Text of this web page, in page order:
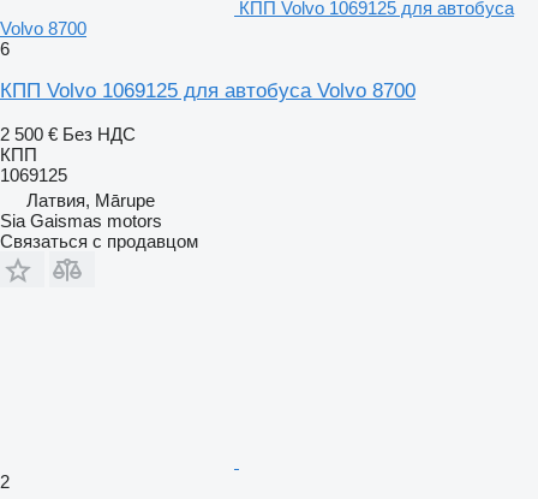
КПП Volvo 1069125 для автобуса
Volvo 8700
6
КПП Volvo 1069125 для автобуса Volvo 8700
2 500 € Без НДС
КПП
1069125
Латвия, Mārupe
Sia Gaismas motors
Связаться с продавцом
2